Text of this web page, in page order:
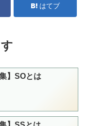
はてブ
】SOとは